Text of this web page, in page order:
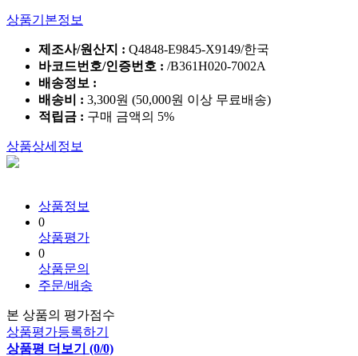
상품기본정보
제조사/원산지 : Q4848-E9845-X9149/한국
바코드번호/인증번호 : /B361H020-7002A
배송정보 :
배송비 : 3,300원 (50,000원 이상 무료배송)
적립금 : 구매 금액의 5%
상품상세정보
상품정보
0
상품평가
0
상품문의
주문/배송
본 상품의 평가점수
상품평가등록하기
상품평 더보기 (0/0)